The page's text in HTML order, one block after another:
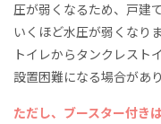
圧が弱くなるため、戸建
いくほど水圧が弱くなり
トイレからタンクレスト
設置困難になる場合があり
ただし、ブースター付き